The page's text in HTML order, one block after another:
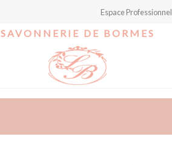
Espace Professionnel
SAVONNERIE DE BORMES